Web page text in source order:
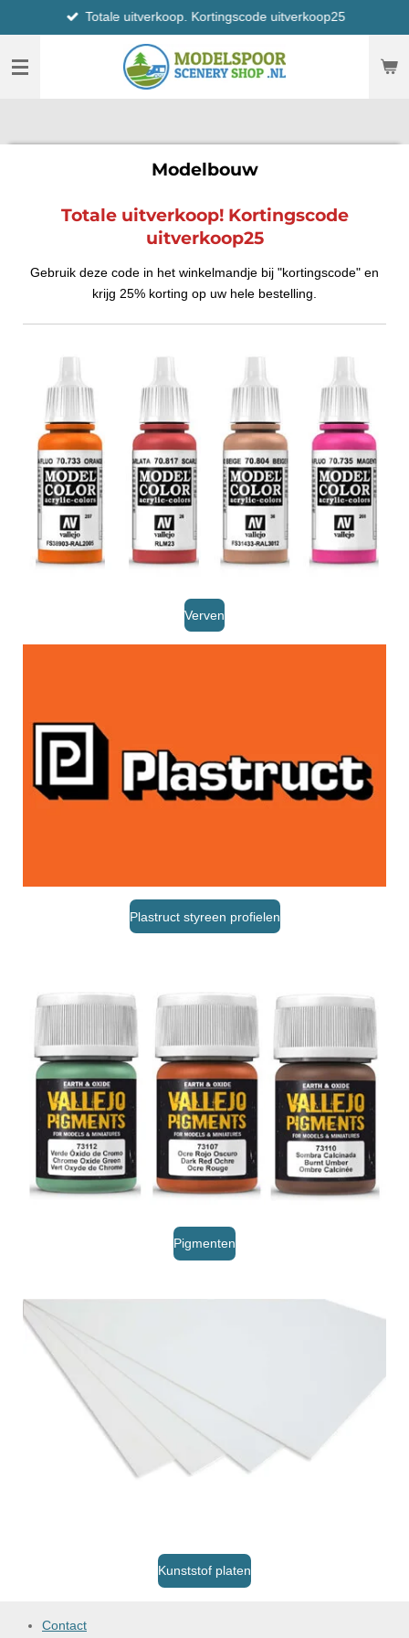
direct
naar
hoofdinhoud
Totale uitverkoop. Kortingscode uitverkoop25
Modelbouw
Totale uitverkoop! Kortingscode
uitverkoop25
Gebruik deze code in het winkelmandje bij "kortingscode" en
krijg 25% korting op uw hele bestelling.
Verven
Plastruct styreen profielen
Pigmenten
Kunststof platen
Contact